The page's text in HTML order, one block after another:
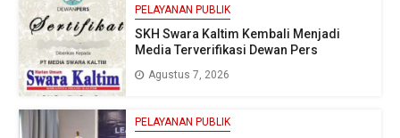
PELAYANAN PUBLIK
SKH Swara Kaltim Kembali Menjadi
Media Terverifikasi Dewan Pers
Agustus 7, 2026
PELAYANAN PUBLIK